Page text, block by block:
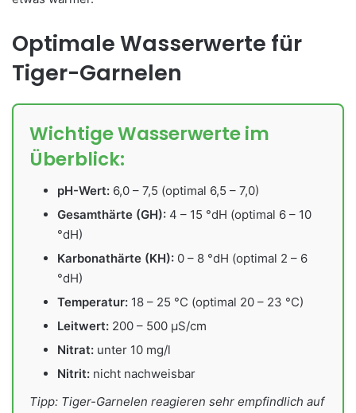
Optimale Wasserwerte für
Tiger-Garnelen
Wichtige Wasserwerte im
Überblick:
pH-Wert: 6,0 – 7,5 (optimal 6,5 – 7,0)
Gesamthärte (GH): 4 – 15 °dH (optimal 6 – 10
°dH)
Karbonathärte (KH): 0 – 8 °dH (optimal 2 – 6
°dH)
Temperatur: 18 – 25 °C (optimal 20 – 23 °C)
Leitwert: 200 – 500 µS/cm
Nitrat: unter 10 mg/l
Nitrit: nicht nachweisbar
Tipp: Tiger-Garnelen reagieren sehr empfindlich auf